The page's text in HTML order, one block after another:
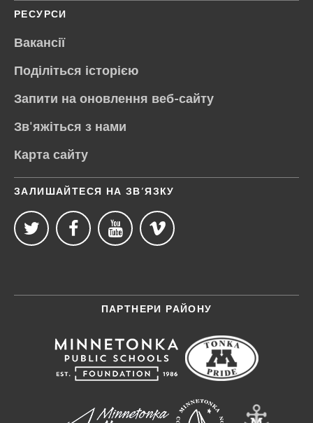
РЕСУРСИ
Вакансії
Поділіться історією
Запити на оновлення веб-сайту
Зв'яжіться з нами
Карта сайту
ЗАЛИШАЙТЕСЯ НА ЗВ’ЯЗКУ
ПАРТНЕРИ РАЙОНУ